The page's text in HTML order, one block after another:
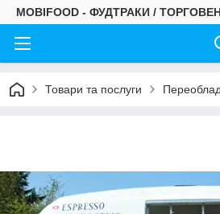
MOBIFOOD - ФУДТРАКИ /
Товари та послуги